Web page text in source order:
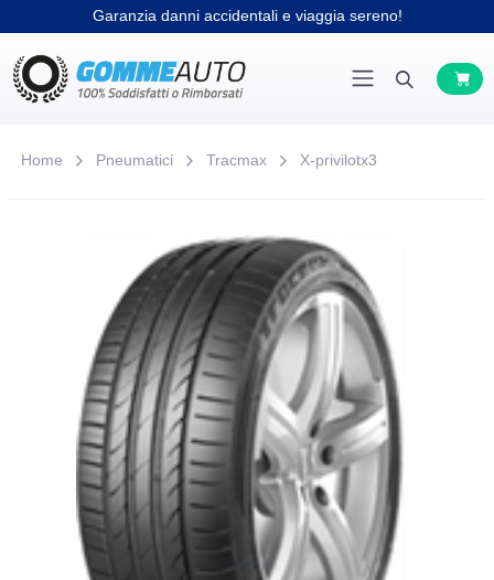
Garanzia danni accidentali e viaggia sereno!
Home Pneumatici Tracmax X-privilotx3